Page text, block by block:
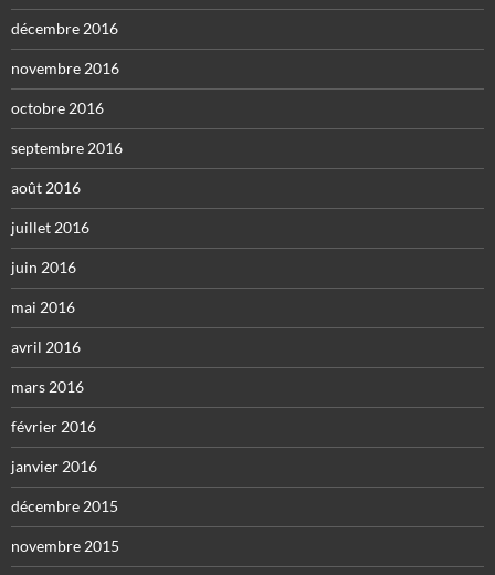
décembre 2016
novembre 2016
octobre 2016
septembre 2016
août 2016
juillet 2016
juin 2016
mai 2016
avril 2016
mars 2016
février 2016
janvier 2016
décembre 2015
novembre 2015